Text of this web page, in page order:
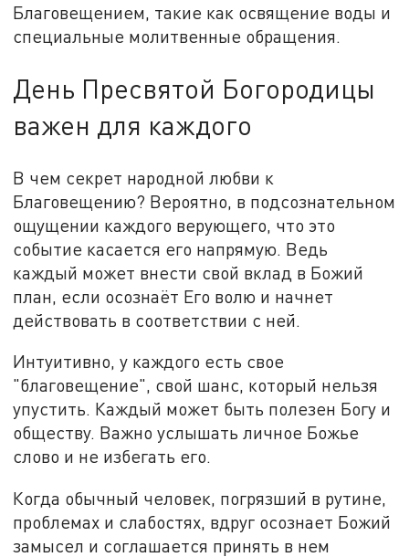
Благовещением, такие как освящение воды и
специальные молитвенные обращения.
День Пресвятой Богородицы
важен для каждого
В чем секрет народной любви к
Благовещению? Вероятно, в подсознательном
ощущении каждого верующего, что это
событие касается его напрямую. Ведь
каждый может внести свой вклад в Божий
план, если осознаёт Его волю и начнет
действовать в соответствии с ней.
Интуитивно, у каждого есть свое
"благовещение", свой шанс, который нельзя
упустить. Каждый может быть полезен Богу и
обществу. Важно услышать личное Божье
слово и не избегать его.
Когда обычный человек, погрязший в рутине,
проблемах и слабостях, вдруг осознает Божий
замысел и соглашается принять в нем